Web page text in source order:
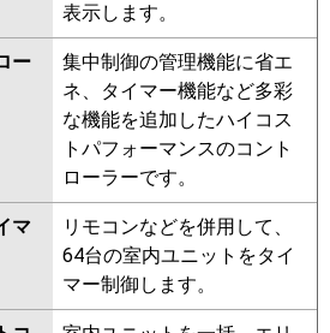
表示します。
ー
集中制御の管理機能に省エ
ネ、タイマー機能など多彩
な機能を追加したハイコス
トパフォーマンスのコント
ローラーです。
マ
リモコンなどを併用して、
64台の室内ユニットをタイ
マー制御します。